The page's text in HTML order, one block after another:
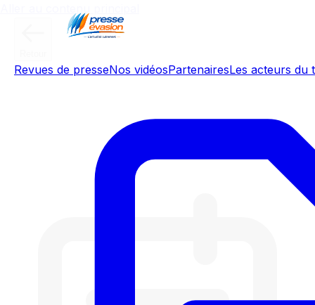
Revues de presseNos vidéosPartenairesLes acteurs du
moins nombreux: les projections
de l'Insee pour 2070